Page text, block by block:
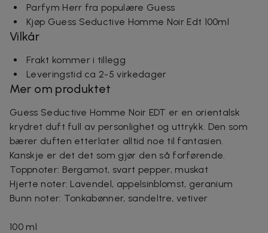
Parfym Herr fra populære Guess
Kjøp Guess Seductive Homme Noir Edt 100ml
Vilkår
Frakt kommer i tillegg
Leveringstid ca 2-5 virkedager
Mer om produktet
Guess Seductive Homme Noir EDT er en orientalsk
krydret duft full av personlighet og uttrykk. Den som
bærer duften etterlater alltid noe til fantasien.
Kanskje er det det som gjør den så forførende.
Toppnoter: Bergamot, svart pepper, muskat
Hjerte noter: Lavendel, appelsinblomst, geranium
Bunn noter: Tonkabønner, sandeltre, vetiver
100 ml